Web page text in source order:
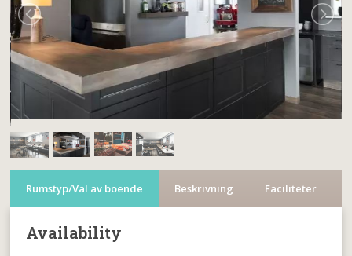
Rumstyp/Val av boende Beskrivning Faciliteter
Availability